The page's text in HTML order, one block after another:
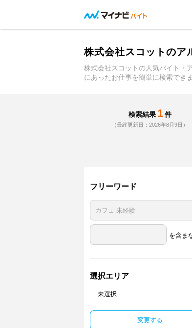
株式会社スコットのア
株式会社スコットの人気バイト・
にあったお仕事を簡単に検索でき
検索結果 1 件
（最終更新日：2026年8月9日）
フリーワード
を含ま
選択エリア
未選択
変更する